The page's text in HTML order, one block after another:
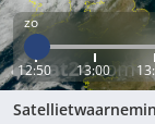
zo
12:50 13:00